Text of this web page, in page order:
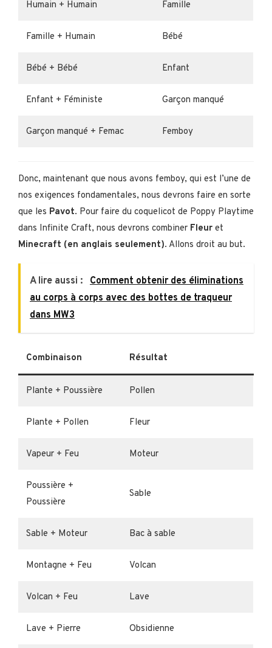
Humain + Humain Famille
Famille + Humain Bébé
Bébé + Bébé Enfant
Enfant + Féministe Garçon manqué
Garçon manqué + Femac Femboy
Donc, maintenant que nous avons femboy, qui est l’une de
nos exigences fondamentales, nous devrons faire en sorte
que les Pavot. Pour faire du coquelicot de Poppy Playtime
dans Infinite Craft, nous devrons combiner Fleur et
Minecraft (en anglais seulement). Allons droit au but.
A lire aussi :
Comment obtenir des éliminations
au corps à corps avec des bottes de traqueur
dans MW3
Combinaison Résultat
Plante + Poussière Pollen
Plante + Pollen Fleur
Vapeur + Feu Moteur
Poussière +
Poussière
Sable
Sable + Moteur Bac à sable
Montagne + Feu Volcan
Volcan + Feu Lave
Lave + Pierre Obsidienne